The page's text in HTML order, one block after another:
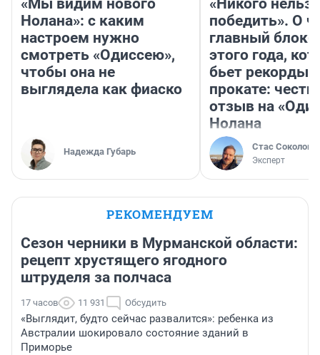
«Мы видим нового
Нолана»: с каким
настроем нужно
смотреть «Одиссею»,
чтобы она не
выглядела как фиаско
Надежда Губарь
«Никого нельзя
победить». О
главный
этого года,
бьет рекорды в
прокате:
отзыв на
Нолана
Стас Соколов
Эксперт
РЕКОМЕНДУЕМ
Сезон черники в Мурманской области:
рецепт хрустящего ягодного
штруделя за полчаса
17 часов 11 931 Обсудить
«Выглядит, будто сейчас развалится»: ребенка из
Австралии шокировало состояние зданий в
Приморье